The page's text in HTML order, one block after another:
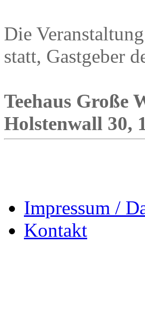
Die
statt, Gastgeber
Teehaus Große
Holstenwall 30,
Impressum /
Kontakt